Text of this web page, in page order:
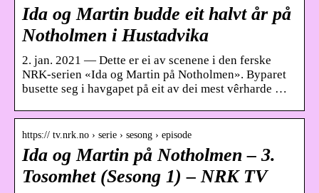
Ida og Martin budde eit halvt år på
Notholmen i Hustadvika
2. jan. 2021 — Dette er ei av scenene i den ferske
NRK-serien «Ida og Martin på Notholmen». Byparet
busette seg i havgapet på eit av dei mest vêrharde …
https:// tv.nrk.no › serie › sesong › episode
Ida og Martin på Notholmen – 3.
Tosomhet (Sesong 1) – NRK TV